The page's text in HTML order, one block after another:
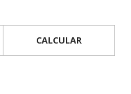
CALCULAR